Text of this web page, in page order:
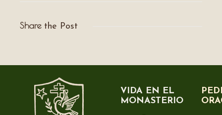
Sharethe Post
VIDA EN EL
MONASTERIO